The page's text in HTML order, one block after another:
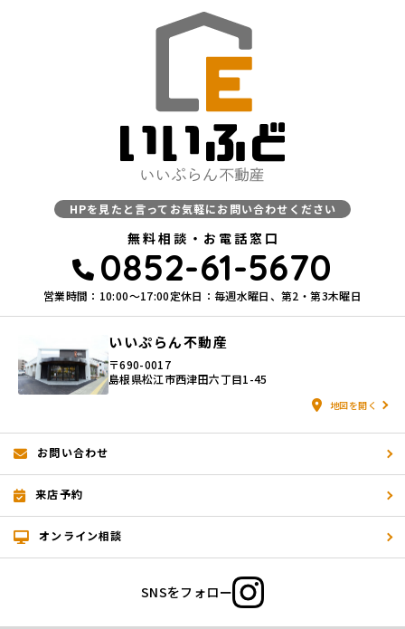
HPを見たと言ってお気軽にお問い合わせください
無料相談・お電話窓口
0852-61-5670
営業時間：10:00〜17:00定休日：毎週水曜日、第2・第3木曜日
いいぷらん不動産
〒690-0017
島根県松江市西津田六丁目1-45
地図を開く
お問い合わせ
来店予約
オンライン相談
SNSをフォロー